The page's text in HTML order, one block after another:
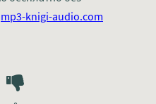
mp3-knigi-audio.com